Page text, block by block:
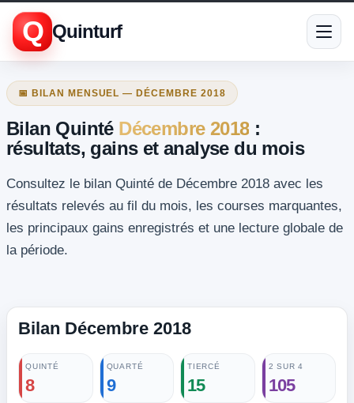
Q Quinturf
📅 BILAN MENSUEL — DÉCEMBRE 2018
Bilan Quinté Décembre 2018 :
résultats, gains et analyse du mois
Consultez le bilan Quinté de Décembre 2018 avec les
résultats relevés au fil du mois, les courses marquantes,
les principaux gains enregistrés et une lecture globale de
la période.
Bilan Décembre 2018
QUINTÉ
8
QUARTÉ
9
TIERCÉ
15
2 SUR 4
105